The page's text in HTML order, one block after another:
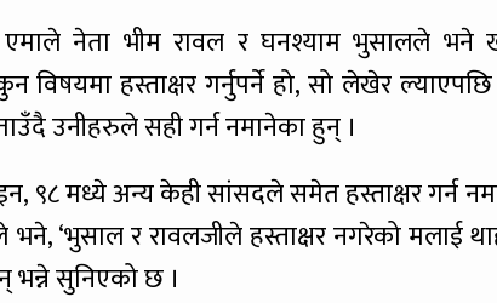
नेता भीम रावल र घनश्याम भुसालले भने
विषयमा हस्ताक्षर गर्नुपर्ने हो, सो लेखेर
उनीहरुले सही गर्न नमानेका हुन् ।
९८ मध्ये अन्य केही सांसदले समेत हस्ताक्षर गर्न
भने, ‘भुसाल र रावलजीले हस्ताक्षर नगरेको मलाई
भन्ने सुनिएको छ ।